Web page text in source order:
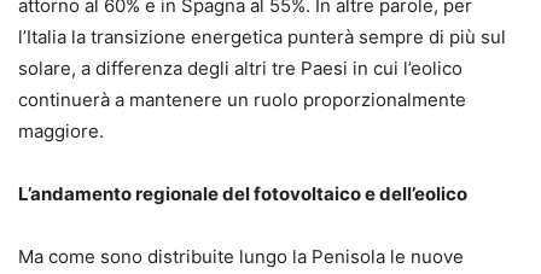
attorno al 60% e in Spagna al 55%. In altre parole, per
l’Italia la transizione energetica punterà sempre di più sul
solare, a differenza degli altri tre Paesi in cui l’eolico
continuerà a mantenere un ruolo proporzionalmente
maggiore.
L’andamento regionale del fotovoltaico e dell’eolico
Ma come sono distribuite lungo la Penisola le nuove